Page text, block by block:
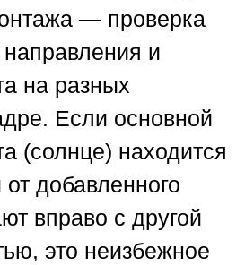
— проверка
направления и
на разных
Если основной
(солнце) находится
добавленного
вправо с другой
это неизбежное